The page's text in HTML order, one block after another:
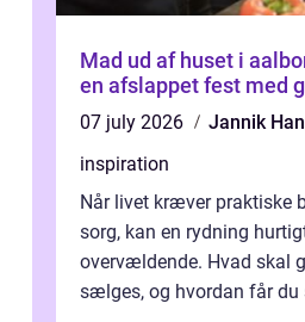
Mad ud af huset i
en afslappet fest med
07 july 2026
Jannik
inspiration
Når livet kræver praktiske
sorg, kan en rydning
overvældende. Hvad skal
sælges, og hvordan får du